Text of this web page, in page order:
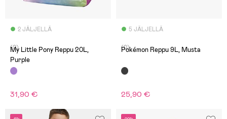
2 JÄLJELLÄ
(0)
My Little Pony Reppu 20L,
Purple
31,90 €
5 JÄLJELLÄ
(0)
Pokémon Reppu 9L, Musta
25,90 €